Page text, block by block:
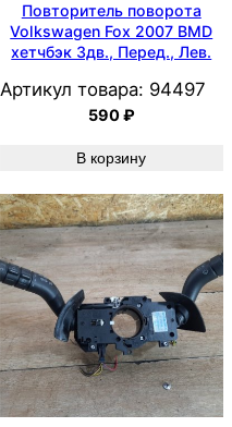
Повторитель поворота
Volkswagen Fox 2007 BMD
хетчбэк 3дв., Перед., Лев.
Артикул товара: 94497
590₽
В корзину